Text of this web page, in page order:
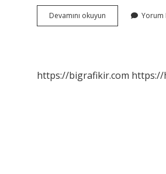
Devamını okuyun Başkaldırı
Ayrı
Yorum
https://bigrafikir.com https://